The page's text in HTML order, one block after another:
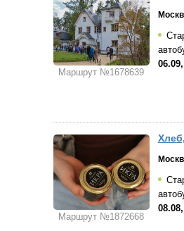
Маршрут №1678639
Маршрут №1872668